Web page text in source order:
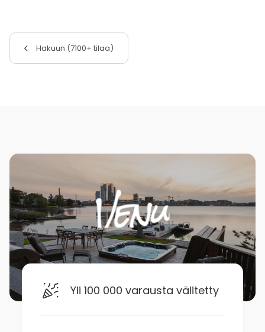
Hakuun (7100+ tilaa)
Yli 100 000 varausta välitetty